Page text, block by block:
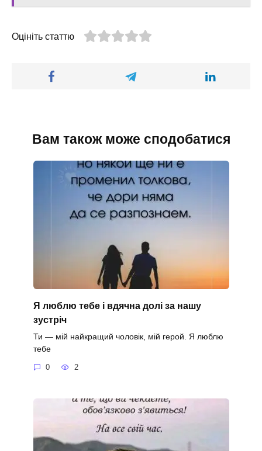
Оцініть статтю
Вам також може сподобатися
Я люблю тебе і вдячна долі за нашу
зустріч
Ти — мій найкращий чоловік, мій герой. Я люблю
тебе
0 2